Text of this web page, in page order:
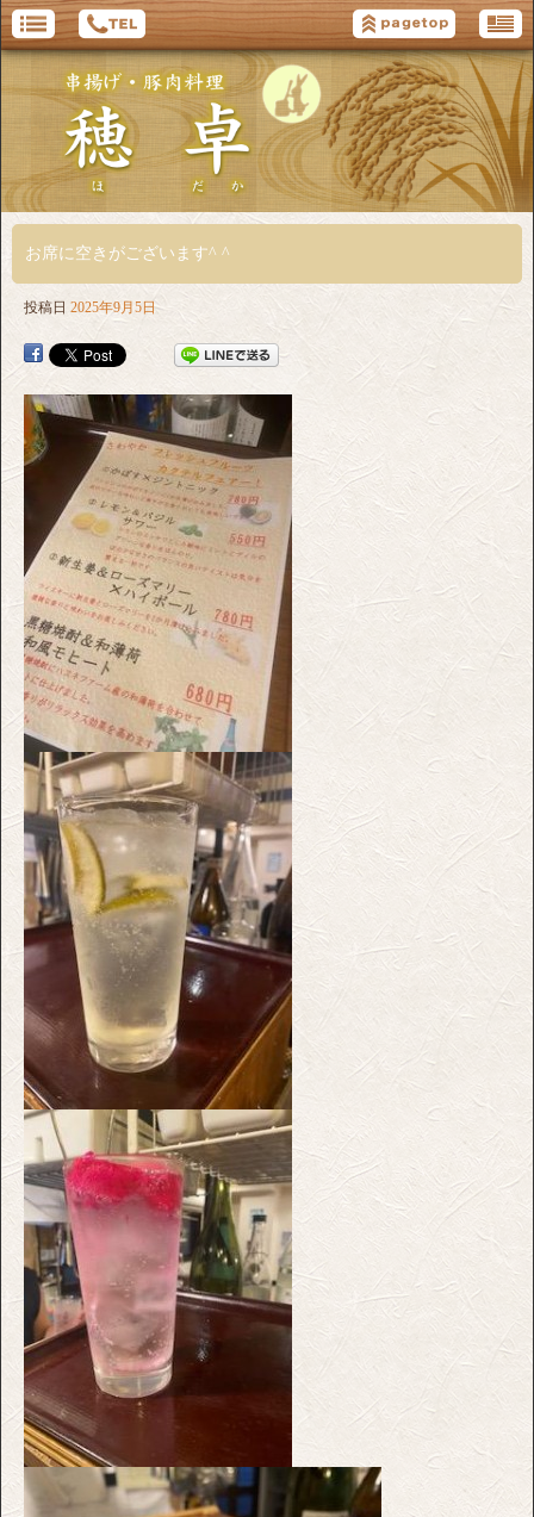
お席に空きがございます^ ^
投稿日 2025年9月5日